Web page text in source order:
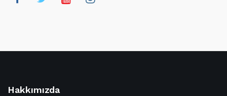
Hakkımızda